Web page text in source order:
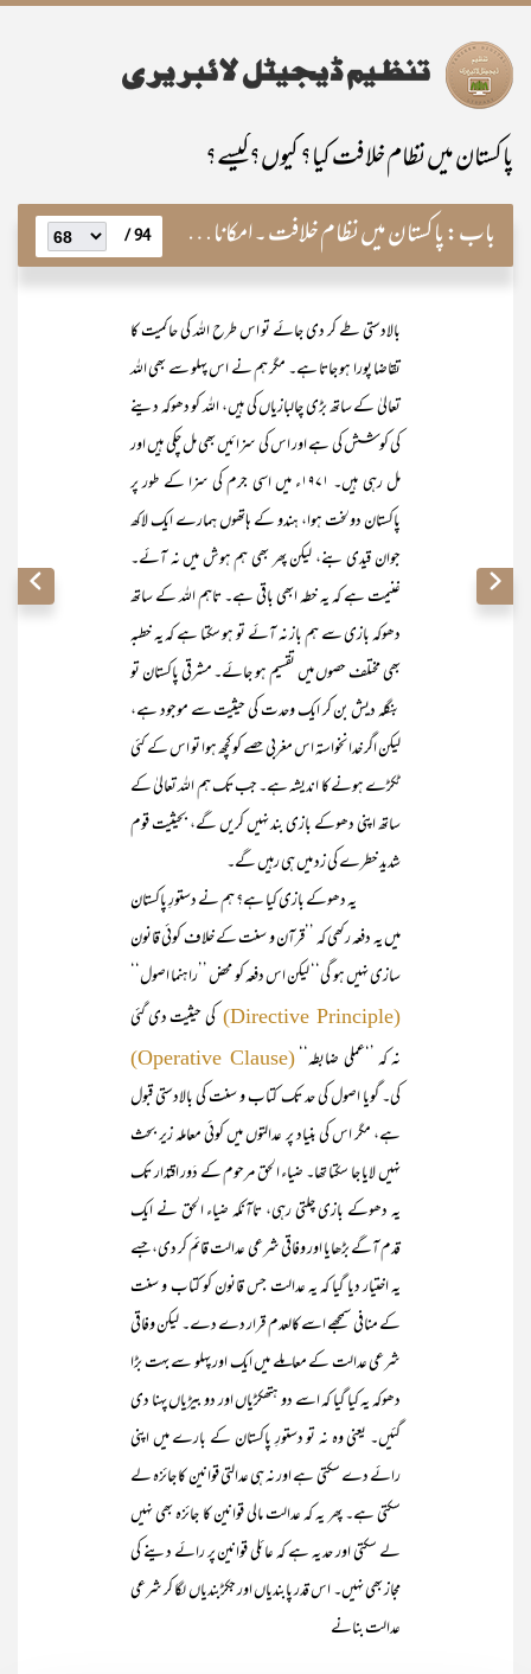
پاکستان میں نظام خلافت کیا؟ کیوں؟کیسے؟
باب:پاکستان میں نظام خلافت ۔امکانات، خدوخال اور قیام کا طریق کار 94 /
بالادستی طے کر دی جائے تو اس طرح اللہ کی حاکمیت کا
تقاضا پورا ہو جاتا ہے۔ مگر ہم نے اس پہلو سے بھی اللہ
تعالیٰ کے ساتھ بڑی چالبازیاں کی ہیں، اللہ کو دھوکہ دینے
کی کوشش کی ہے اور اس کی سزائیں بھی مل چکی ہیں اور
مل رہی ہیں۔ ۱۹۷۱ء میں اسی جرم کی سزا کے طور پر
پاکستان دولخت ہوا، ہندو کے ہاتھوں ہمارے ایک لاکھ
جوان قیدی بنے، لیکن پھر بھی ہم ہوش میں نہ آئے۔
غنیمت ہے کہ یہ خطہ ابھی باقی ہے۔ تاہم اللہ کے ساتھ
دھوکہ بازی سے ہم باز نہ آئے تو ہو سکتا ہے کہ یہ خطبہ
بھی مختلف حصوں میں تقسیم ہو جائے۔ مشرقی پاکستان تو
بنگلہ دیش بن کر ایک وحدت کی حیثیت سے موجود ہے،
لیکن اگر خدانخواستہ اس مغربی حصے کو کچھ ہوا تو اس کے کئی
ٹکڑے ہونے کا اندیشہ ہے۔ جب تک ہم اللہ تعالیٰ کے
ساتھ اپنی دھوکے بازی بند نہیں کریں گے، بحیثیت قوم
شدید خطرے کی زد میں ہی رہیں گے۔
یہ دھوکے بازی کیا ہے؟ ہم نے دستورِ پاکستان
میں یہ دفعہ رکھی کہ ’’قرآن و سنت کے خلاف کوئی قانون
سازی نہیں ہو گی‘‘ لیکن اس دفعہ کو محض ’’راہنما اصول‘‘
(Directive Principle)
کی حیثیت دی گئی
نہ کہ ’‘عملی ضابطہ‘‘ (Operative Clause)
کی۔ گویا اصول کی حد تک کتاب و سنت کی بالادستی قبول
ہے، مگر اس کی بنیاد پر عدالتوں میں کوئی معاملہ زیر بحث
نہیں لایا جا سکتا تھا۔ ضیاء الحق مرحوم کے دَور اقتدار تک
یہ دھوکے بازی چلتی رہی، تاآنکہ ضیاء الحق نے ایک
قدم آگے بڑھایا اور وفاقی شرعی عدالت قائم کر دی، جسے
یہ اختیار دیا گیا کہ یہ عدالت جس قانون کو کتاب و سنت
کے منافی سمجھے اسے کالعدم قرار دے دے۔ لیکن وفاقی
شرعی عدالت کے معاملے میں ایک اور پہلو سے بہت بڑا
دھوکہ یہ کیا گیا کہ اسے دو ہتھکڑیاں اور دو بیڑیاں پہنا دی
گئیں۔ یعنی وہ نہ تو دستورِ پاکستان کے بارے میں اپنی
رائے دے سکتی ہے اور نہ ہی عدالتی قوانین کا جائزہ لے
سکتی ہے۔ پھر یہ کہ عدالت مالی قوانین کا جائزہ بھی نہیں
لے سکتی اور حد یہ ہے کہ عائلی قوانین پر رائے دینے کی
مجاز بھی نہیں۔ اس قدر پابندیاں اور جکڑبندیاں لگا کر شرعی
عدالت بنانے